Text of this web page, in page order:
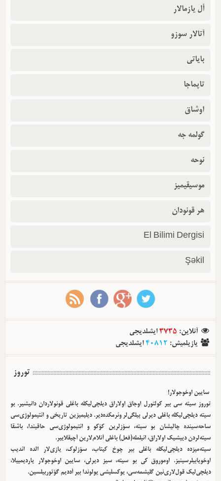
أل یازمالار
آتالار سوزو
بایاتی
تاپماجا
اوشاق
گولمه جه
نوحه
موسیقیمیز
هر قونودان
El Bilimi Dergisi
Şəkil
آنلاین:
3735ایشلدیجی
یازیلمیش:
40812ایشلدیجی
توروز
سایین اوخوجولار!
توروز سیته سی بیر کولتورل اوجاق اولا‌راق دیلچی‌لیکله باغلی قونولاردان دانیشیر. بو
سیته دیلچی‌لیکله باغلی دیرلی بیلگی‌لر وئرمکده‌دیر. دیلیمیزین تاریخی و ائتیمولوژی‌سی
ساحه‌سینده چالیشان بو سیته، سؤزلرین کؤکو و ائتیمولوژی‌سی حاقیندا، باشقا
سیته‌لردن دییشیک اولا‌راق، ائیلمله(فعل) باغلی آنلام‌لارین آچیقلاییر.
سیته‌میزده دیلچی‌لیکله باغلی بیر چوخ کیتاب، سؤزلوک، یازی‌لار الده ائدیب
اوخویابیلرسینیز. اوموروق کی بو سیته، سیز دیرلی، سایین اوخوجولار یاردیمییلا،
دیلچی‌لیک قول‌لاری‌نین گلیشمه‌سی، یوکسلیشی یولوندا بیر آددیم گؤتوربیلسین.